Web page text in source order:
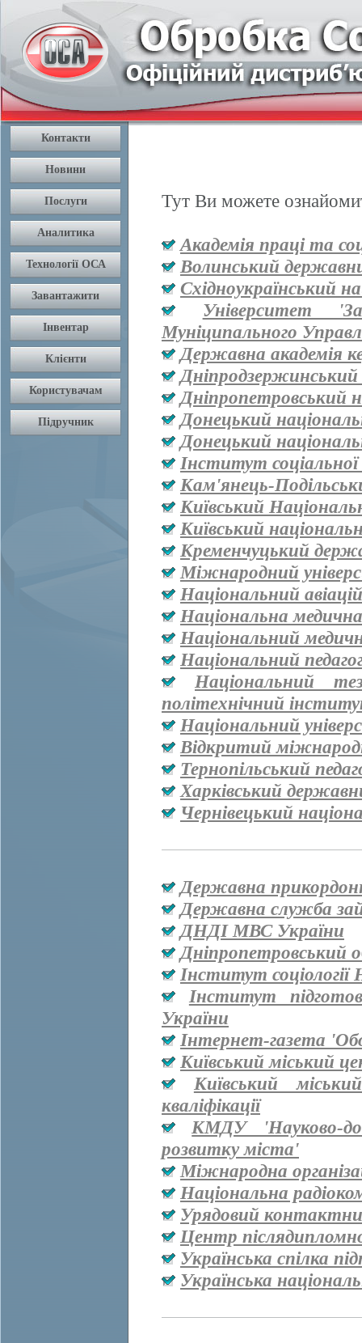
Тут Ви можете
Академія праці та
Волинський
Східноукраїнський
Університет
Муніципального
Державна академія
Дніпропетровський
Донецький
Донецький
Інститут
Кам'янець-
Київський
Київський
Кременчуцький
Міжнародний
Національний
Національна медична
Національний
Національний
Національний
політехнічний
Національний
Відкритий
Тернопільський
Харківський
Чернівецький
Державна
Державна служба
ДНДІ МВС України
Дніпропетровський
Інститут
Інститут
України
Інтернет-газета
Київський міський
Київський
кваліфікації
КМДУ 'Науково-
розвитку міста'
Міжнародна
Національна
Урядовий
Центр
Українська спілка
Українська